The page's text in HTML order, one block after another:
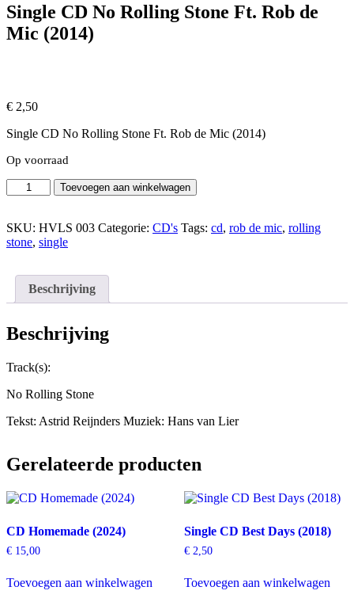
Single CD No Rolling Stone Ft. Rob de
Mic (2014)
€ 2,50
Single CD No Rolling Stone Ft. Rob de Mic (2014)
Op voorraad
Single
CD
Rolling
Stone
Mic
aantal
Toevoegen aan winkelwagen
SKU: HVLS 003 Categorie: CD's Tags: cd, rob de mic, rolling
stone, single
Beschrijving
Beschrijving
Track(s):
No Rolling Stone
Tekst: Astrid Reijnders Muziek: Hans van Lier
Gerelateerde producten
CD Homemade (2024)
€ 15,00
Toevoegen aan winkelwagen
Single CD Best Days (2018)
€2,50
Toevoegen aan winkelwagen